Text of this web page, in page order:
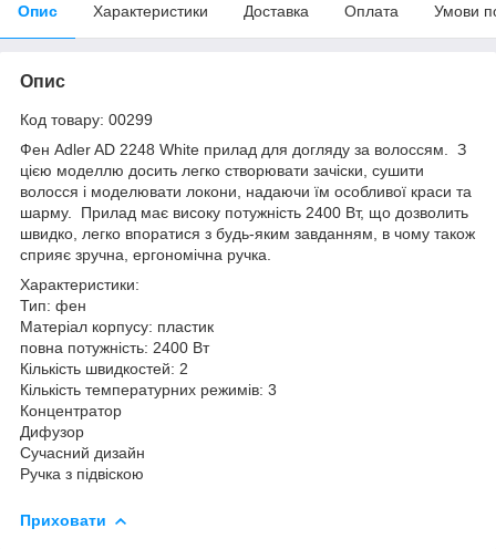
Опис Характеристики Доставка Оплата Умови
Опис
Код товару: 00299
Фен Adler AD 2248 White прилад для догляду за волоссям. З
цією моделлю досить легко створювати зачіски, сушити
волосся і моделювати локони, надаючи їм особливої краси та
шарму. Прилад має високу потужність 2400 Вт, що дозволить
швидко, легко впоратися з будь-яким завданням, в чому також
сприяє зручна, ергономічна ручка.
Характеристики:
Тип: фен
Матеріал корпусу: пластик
повна потужність: 2400 Вт
Кількість швидкостей: 2
Кількість температурних режимів: 3
Концентратор
Дифузор
Сучасний дизайн
Ручка з підвіскою
Приховати